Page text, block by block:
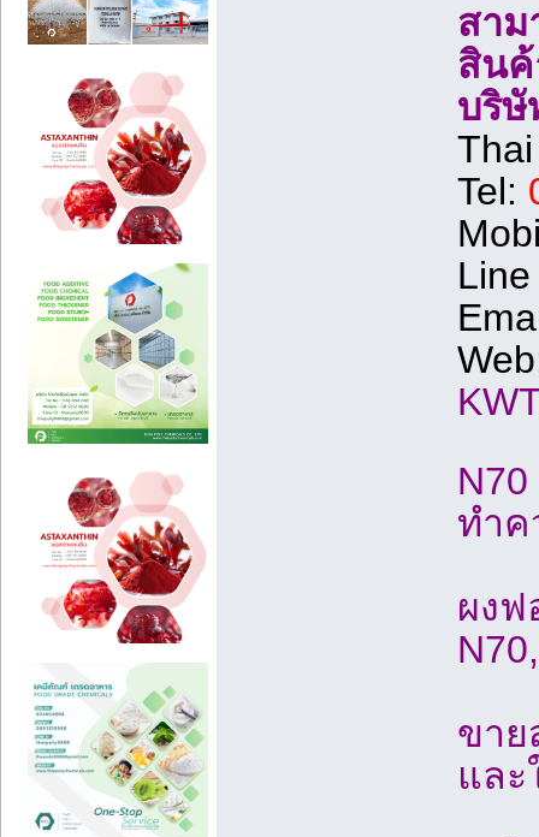
สาม
สิน
บริษั
Tel:
ทำค
ผงฟ
ขาย
และ